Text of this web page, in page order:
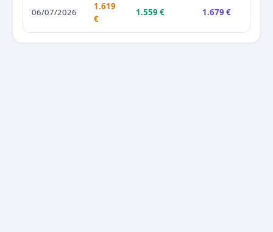
06/07/2026
1.619
€
1.559 € 1.679 €